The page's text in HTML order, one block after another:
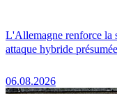
L'Allemagne renforce la
attaque hybride présumée
06.08.2026